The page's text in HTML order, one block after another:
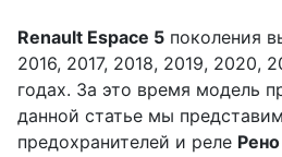
Renault Espace 5 поколения
2016, 2017, 2018, 2019, 2020,
годах. За это время модель
данной статье мы
предохранителей и реле